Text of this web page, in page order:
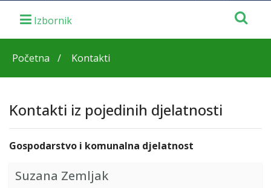
Početna Kontakti
Kontakti iz pojedinih djelatnosti
Gospodarstvo i komunalna djelatnost
Suzana Zemljak